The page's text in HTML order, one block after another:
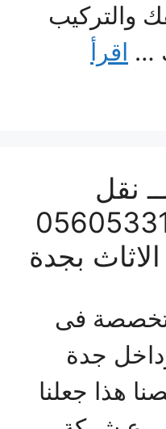
والتركيب
… اقرأ
نقل
0560533140
بجدة
فى
جدة
هذا جعلنا